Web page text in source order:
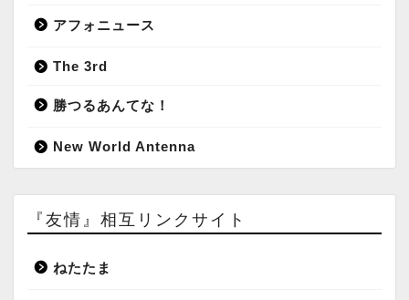
アフォニュース
The 3rd
勝つるあんてな！
New World Antenna
『友情』相互リンクサイト
ねたたま